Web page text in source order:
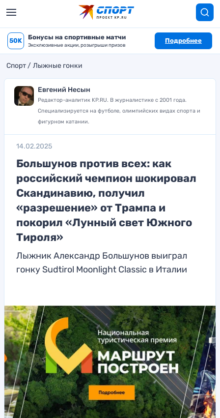
50K Бонусы на спортивные матчи
Эксклюзивные акции, розыгрыши призов
Подробнее
Спорт Лыжные гонки
Евгений Несын
Редактор-аналитик KP.RU. В журналистике с 2001 года.
Специализируется на футболе, олимпийских видах спорта и
фигурном катании.
14.02.2025
Большунов против всех: как
российский чемпион шокировал
Скандинавию, получил
«разрешение» от Трампа и
покорил «Лунный свет Южного
Тироля»
Лыжник Александр Большунов выиграл
гонку Sudtirol Moonlight Classic в Италии